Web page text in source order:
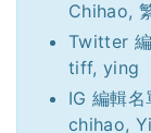
Chihao,
Twitter
tiff, ying
IG 編輯
chihao,